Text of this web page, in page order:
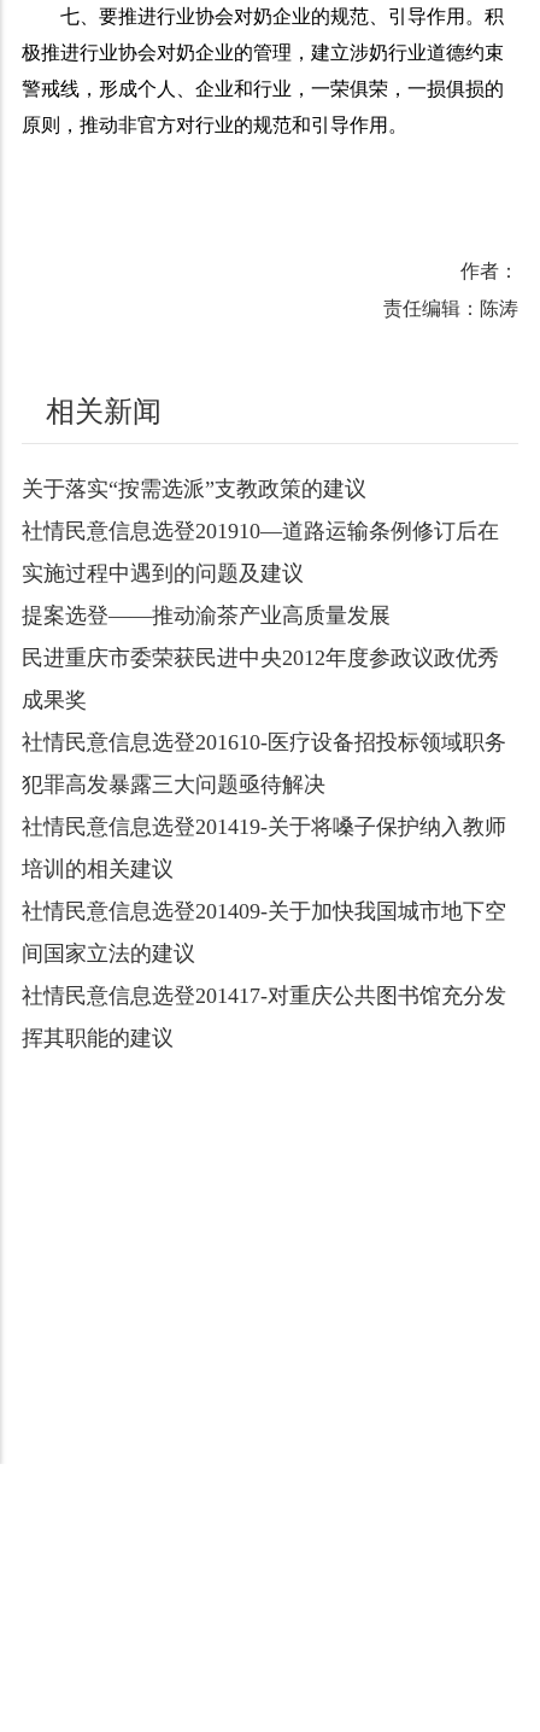
七、要推进行业协会对奶企业的规范、引导作用。积
极推进行业协会对奶企业的管理，建立涉奶行业道德约束
警戒线，形成个人、企业和行业，一荣俱荣，一损俱损的
原则，推动非官方对行业的规范和引导作用。
作者：
责任编辑：陈涛
相关新闻
关于落实“按需选派”支教政策的建议
社情民意信息选登201910—道路运输条例修订后在
实施过程中遇到的问题及建议
提案选登——推动渝茶产业高质量发展
民进重庆市委荣获民进中央2012年度参政议政优秀
成果奖
社情民意信息选登201610-医疗设备招投标领域职务
犯罪高发暴露三大问题亟待解决
社情民意信息选登201419-关于将嗓子保护纳入教师
培训的相关建议
社情民意信息选登201409-关于加快我国城市地下空
间国家立法的建议
社情民意信息选登201417-对重庆公共图书馆充分发
挥其职能的建议